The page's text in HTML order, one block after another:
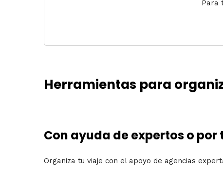
Para
Herramientas para
Con ayuda de expertos o por
Organiza tu viaje con el apoyo de agencias